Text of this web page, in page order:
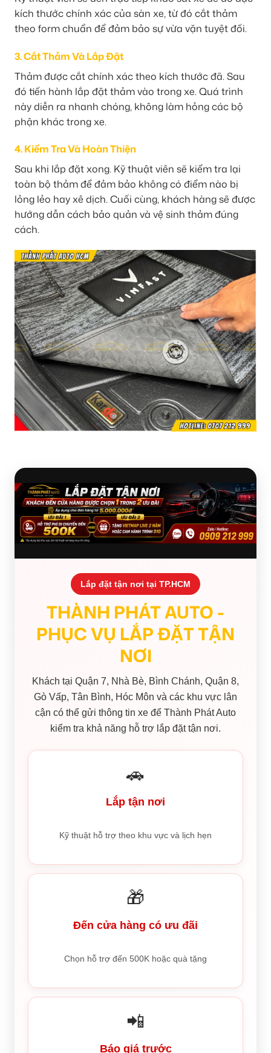
kích thước chính xác của sàn xe, từ đó cắt thảm
theo form chuẩn để đảm bảo sự vừa vặn tuyệt đối.
3. Cắt Thảm Và Lắp Đặt
Thảm được cắt chính xác theo kích thước đã. Sau
đó tiến hành lắp đặt thảm vào trong xe. Quá trình
này diễn ra nhanh chóng, không làm hỏng các bộ
phận khác trong xe.
4. Kiểm Tra Và Hoàn Thiện
Sau khi lắp đặt xong. Kỹ thuật viên sẽ kiểm tra lại
toàn bộ thảm để đảm bảo không có điểm nào bị
lỏng lẻo hay xê dịch. Cuối cùng, khách hàng sẽ được
hướng dẫn cách bảo quản và vệ sinh thảm đúng
cách.
Lắp đặt tận nơi tại TP.HCM
THÀNH PHÁT AUTO -
PHỤC VỤ LẮP ĐẶT TẬN
NƠI
Khách tại Quận 7, Nhà Bè, Bình Chánh, Quận 8,
Gò Vấp, Tân Bình, Hóc Môn và các khu vực lân
cận có thể gửi thông tin xe để Thành Phát Auto
kiểm tra khả năng hỗ trợ lắp đặt tận nơi.
🚗
Lắp tận nơi
Kỹ thuật hỗ trợ theo khu vực và lịch hẹn
🎁
Đến cửa hàng có ưu đãi
Chọn hỗ trợ đến 500K hoặc quà tặng
📲
Báo giá trước